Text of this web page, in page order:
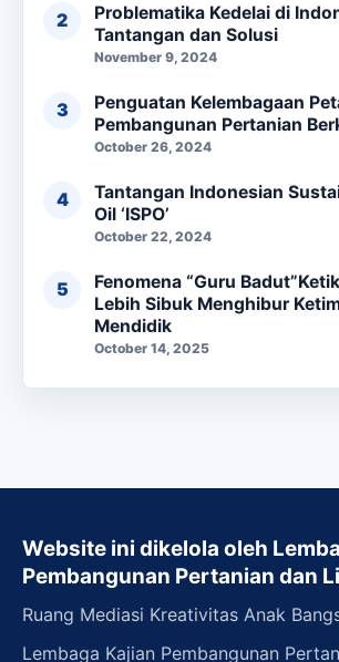
Problematika Kedelai di
Tantangan dan Solusi
November 9, 2024
Penguatan Kelembagaan
Pembangunan Pertanian
October 26, 2024
Tantangan Indonesian
Oil ‘ISPO’
October 22, 2024
Fenomena “Guru
Lebih Sibuk Menghibur
Mendidik
October 14, 2025
Website ini dikelola oleh
Pembangunan Pertanian dan
Ruang Mediasi Kreativitas Anak
Lembaga Kajian Pembangunan